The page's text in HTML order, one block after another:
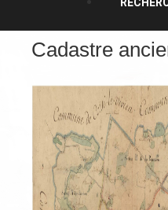
Cadastre